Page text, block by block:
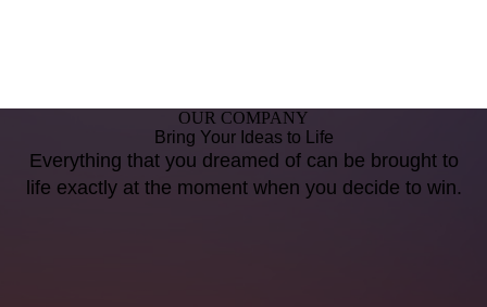
OUR COMPANY
Bring Your Ideas to Life
Everything that you dreamed of can be brought to
life exactly at the moment when you decide to win.